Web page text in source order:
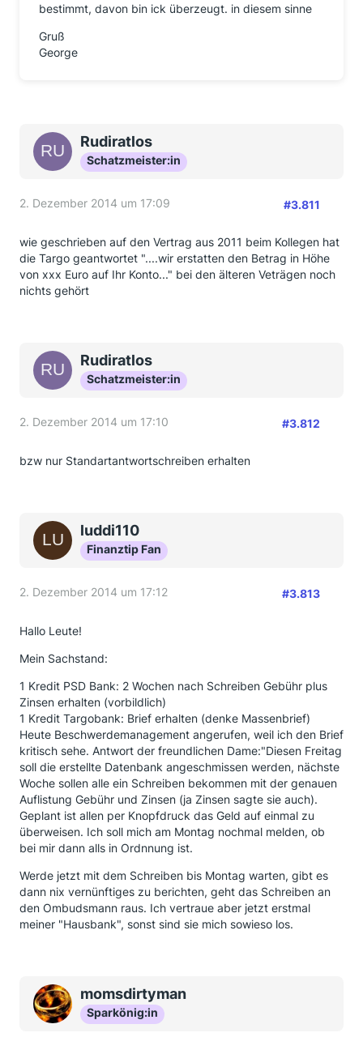
bestimmt, davon bin ick überzeugt. in diesem sinne
Gruß
George
Rudiratlos
Schatzmeister:in
2. Dezember 2014 um 17:09 #3.811
wie geschrieben auf den Vertrag aus 2011 beim Kollegen hat
die Targo geantwortet "....wir erstatten den Betrag in Höhe
von xxx Euro auf Ihr Konto..." bei den älteren Veträgen noch
nichts gehört
Rudiratlos
Schatzmeister:in
2. Dezember 2014 um 17:10 #3.812
bzw nur Standartantwortschreiben erhalten
luddi110
Finanztip Fan
2. Dezember 2014 um 17:12 #3.813
Hallo Leute!
Mein Sachstand:
1 Kredit PSD Bank: 2 Wochen nach Schreiben Gebühr plus
Zinsen erhalten (vorbildlich)
1 Kredit Targobank: Brief erhalten (denke Massenbrief)
Heute Beschwerdemanagement angerufen, weil ich den Brief
kritisch sehe. Antwort der freundlichen Dame:"Diesen Freitag
soll die erstellte Datenbank angeschmissen werden, nächste
Woche sollen alle ein Schreiben bekommen mit der genauen
Auflistung Gebühr und Zinsen (ja Zinsen sagte sie auch).
Geplant ist allen per Knopfdruck das Geld auf einmal zu
überweisen. Ich soll mich am Montag nochmal melden, ob
bei mir dann alls in Ordnnung ist.
Werde jetzt mit dem Schreiben bis Montag warten, gibt es
dann nix vernünftiges zu berichten, geht das Schreiben an
den Ombudsmann raus. Ich vertraue aber jetzt erstmal
meiner "Hausbank", sonst sind sie mich sowieso los.
momsdirtyman
Sparkönig:in